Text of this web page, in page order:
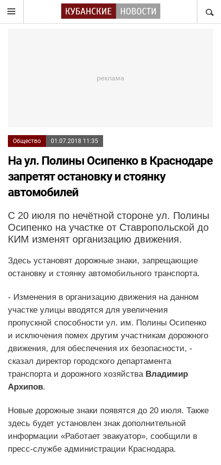
Общество 01.07.2018 11:35
На ул. Полины Осипенко в Краснодаре
запретят остановку и стоянку
автомобилей
С 20 июля по нечётной стороне ул. Полины
Осипенко на участке от Ставропольской до
КИМ изменят организацию движения.
Здесь установят дорожные знаки, запрещающие
остановку и стоянку автомобильного транспорта.
- Изменения в организацию движения на данном
участке улицы вводятся для увеличения
пропускной способности ул. им. Полины Осипенко
и исключения помех другим участникам дорожного
движения, для обеспечения их безопасности, -
сказал директор городского департамента
транспорта и дорожного хозяйства Владимир
Архипов.
Новые дорожные знаки появятся до 20 июля. Также
здесь будет установлен знак дополнительной
информации «Работает эвакуатор», сообщили в
пресс-службе администрации Краснодара.